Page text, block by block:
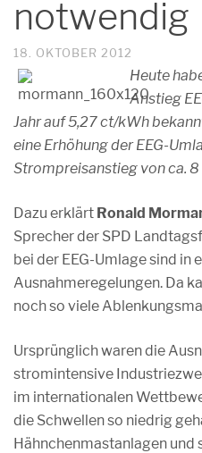
notwendig
18. OKTOBER 2012
Heute
Anstieg
Jahr auf 5,27 ct/kWh
eine Erhöhung der EEG-
Strompreisanstieg von ca. 8
Dazu erklärt Ronald
Sprecher der SPD
bei der EEG-Umlage sind in
Ausnahmeregelungen. Da
noch so viele
Ursprünglich waren die
stromintensive
im internationalen
die Schwellen so niedrig
Hähnchenmastanlagen und